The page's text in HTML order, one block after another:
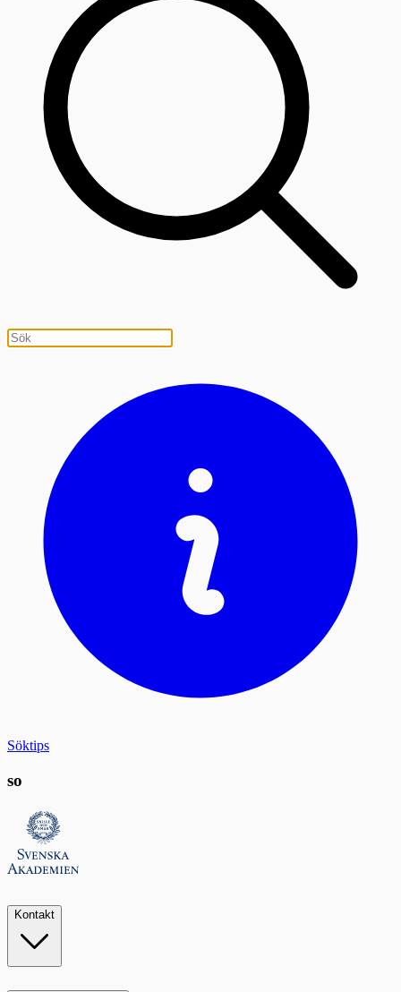
Söktips
so
Kontakt